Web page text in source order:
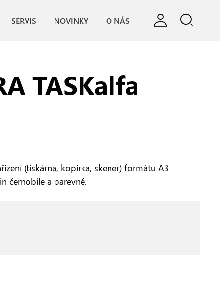
SERVIS NOVINKY O NÁS
TASKalfa
(tiskárna, kopírka, skener) formátu A3
černobíle a barevně.